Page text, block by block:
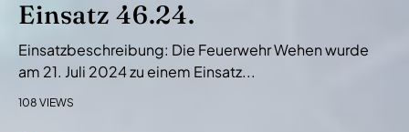
Einsatz 46.24.
Einsatzbeschreibung: Die Feuerwehr Wehen wurde
am 21. Juli 2024 zu einem Einsatz...
108 VIEWS